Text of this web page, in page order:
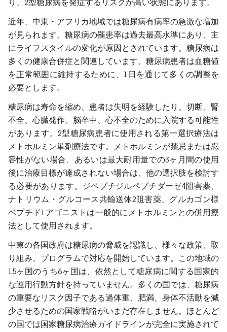
り、2型糖尿病を発症するリスクが高い状態にあります。
近年、中東・アフリカ地域では糖尿病有病率の急激な増加
が見られます。糖尿病の罹患率は過去最高水準にあり、主
にライフスタイルの変化が原因とされています。糖尿病は
多くの健康合併症と関連しています。糖尿病患者は血糖値
を正常範囲に維持するために、1日を通じて多くの調整を
必要とします。
糖尿病は寿命を縮め、患者は失明を経験したり、切断、腎
不全、心臓発作、脳卒中、心不全のために入院する可能性
があります。2型糖尿病患者に使用される第一選択療法は
メトホルミン単剤療法です。メトホルミンが禁忌または忍
容性がない場合、あるいは最大耐用量での3ヶ月間の使用
後に治療目標が達成されない場合は、他の選択肢を検討す
る必要があります。ジペプチジルペプチダーゼ4阻害薬、
ナトリウム・グルコース共輸送体2阻害薬、グルカゴン様
ペプチド1アゴニストは一般的にメトホルミンとの併用療
法として使用されます。
中東の各国政府は糖尿病の脅威を認識し、様々な政策、取
り組み、プログラムで対応を開始しています。この地域の
15ヶ国のうち6ヶ国は、依然として糖尿病に関する国家的
な運用行動方針を持っていません。多くの国では、糖尿病
の重要なリスク因子である過体重、肥満、身体不活動を減
少させるための国家戦略がいまだ存在しません。ほとんど
の国では国家糖尿病治療ガイドラインが完全に実施されて